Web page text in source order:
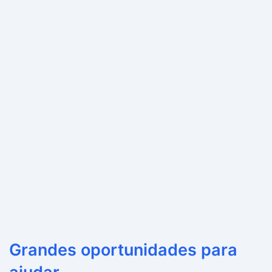
Grandes oportunidades para